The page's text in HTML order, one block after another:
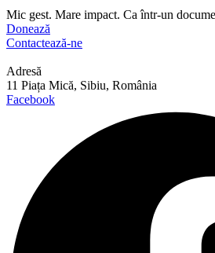
Mic gest. Mare impact. Ca într-un
Donează
Contactează-ne
Adresă
11 Piața Mică, Sibiu, România
Facebook